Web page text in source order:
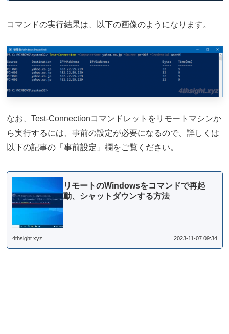
コマンドの実行結果は、以下の画像のようになります。
なお、Test-Connectionコマンドレットをリモートマシンか
ら実行するには、事前の設定が必要になるので、詳しくは
以下の記事の「事前設定」欄をご覧ください。
リモートのWindowsをコマンドで再起
動、シャットダウンする方法
4thsight.xyz 2023-11-07 09:34